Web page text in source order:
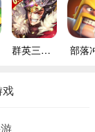
群英三国0.1折扣 部落
戏